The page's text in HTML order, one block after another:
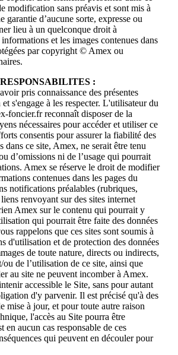
modification sans préavis et sont mis à
garantie d’aucune sorte, expresse ou
lieu à un quelconque droit à
et les images contenues dans
par copyright © Amex ou
:
pris connaissance des présentes
s'engage à les respecter. L'utilisateur du
foncier.fr reconnaît disposer de la
nécessaires pour accéder et utiliser ce
consentis pour assurer la fiabilité des
dans ce site, Amex, ne serait être tenu
d’omissions ni de l’usage qui pourrait
Amex se réserve le droit de modifier
contenues dans les pages du
notifications préalables (rubriques,
renvoyant sur des sites internet
Amex sur le contenu qui pourrait y
qui pourrait être faite des données
rappelons que ces sites sont soumis à
d'utilisation et de protection des données
de toute nature, directs ou indirects,
de l’utilisation de ce site, ainsi que
au site ne peuvent incomber à Amex.
accessible le Site, sans pour autant
d'y parvenir. Il est précisé qu'à des
mise à jour, et pour toute autre raison
l'accès au Site pourra être
en aucun cas responsable de ces
qui peuvent en découler pour